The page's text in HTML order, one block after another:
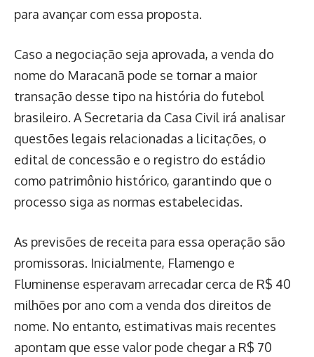
para avançar com essa proposta.
Caso a negociação seja aprovada, a venda do
nome do Maracanã pode se tornar a maior
transação desse tipo na história do futebol
brasileiro. A Secretaria da Casa Civil irá analisar
questões legais relacionadas a licitações, o
edital de concessão e o registro do estádio
como patrimônio histórico, garantindo que o
processo siga as normas estabelecidas.
As previsões de receita para essa operação são
promissoras. Inicialmente, Flamengo e
Fluminense esperavam arrecadar cerca de R$ 40
milhões por ano com a venda dos direitos de
nome. No entanto, estimativas mais recentes
apontam que esse valor pode chegar a R$ 70